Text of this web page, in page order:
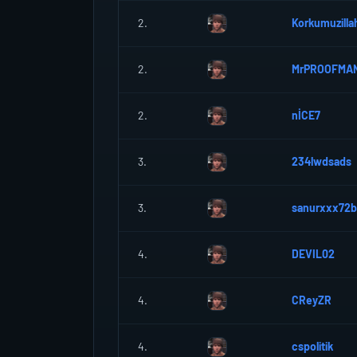
2.
2.
2. nİCE7
3. 234lwdsads
3.
4. DEVIL02
4. CReyZR
4. cspolitik